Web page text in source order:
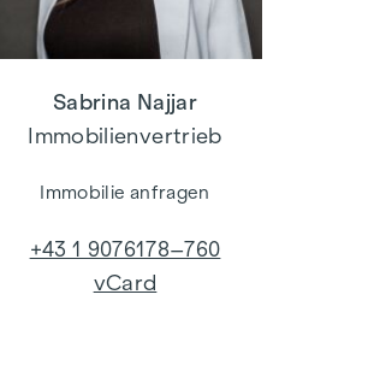
Sabrina Najjar
Immobilienvertrieb
Immobilie anfragen
+43 1 9076178–760
vCard